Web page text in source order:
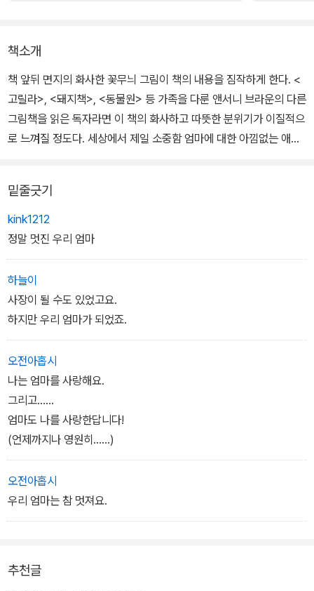
책소개
책 앞뒤 면지의 화사한 꽃무늬 그림이 책의 내용을 짐작하게 한다. <
고릴라>, <돼지책>, <동물원> 등 가족을 다룬 앤서니 브라운의 다른
그림책을 읽은 독자라면 이 책의 화사하고 따뜻한 분위기가 이질적으
로 느껴질 정도다. 세상에서 제일 소중함 엄마에 대한 아낌없는 애정
아이가 볼 때, 엄마는 참 대단한 사람이다. 굉장한 요리사, 놀라운 재
주꾼, 세상에서 가장 힘이 센 여자며, 훌륭한 화가이기도 하다. 내가
슬플 때면 나를 기쁘게 할 수 있고, 무엇이든 자라게 하는 마법의 정원
사이기도 하다. 나비처럼 아름답고 안락의자처럼 편안한 우리 엄마와
만날 수 있었다는 것은 세상에서 가장 멋진 기적이다.
'존경하는 나의 어머니께, 그리고 내 아이들의 멋진 엄마, 나의 아내에
다는 이야기가 생각난다. 엄마의 밝은 표정과 장난스러운 눈빛, 그리
고 무엇이든지 아이를 위해 척척 해내는 강인함이 그림 속에서 부드
럽게 펼쳐진다.
앤서니 브라운의 그림답게, 구석구석 작은 부분까지 섬세하게 그려졌
천이 시선을 끈다. 2005년에 발표한 신작으로, 평범한 엄마의 아름
다움을 담아냈다. 그림책 속에 등장하는 엄마는 모든 것을 품을 수 있
밑줄긋기
kink1212
정말 멋진 우리 엄마
하늘이
사장이 될 수도 있었고요.
하지만 우리 엄마가 되었죠.
오전아홉시
나는 엄마를 사랑해요.
그리고......
엄마도 나를 사랑한답니다!
(언제까지나 영원히......)
오전아홉시
우리 엄마는 참 멋져요.
추천글